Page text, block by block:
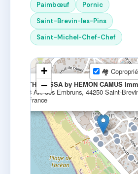
Paimbœuf
Pornic
Saint-Brevin-les-Pins
Saint-Michel-Chef-Chef
THALASSA by HEMON CAMUS
8 All. des Embruns, 44250 Saint-
France
+
−
🏘